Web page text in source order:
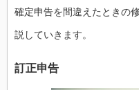
確定申告を間違えたときの
説していきます。
訂正申告